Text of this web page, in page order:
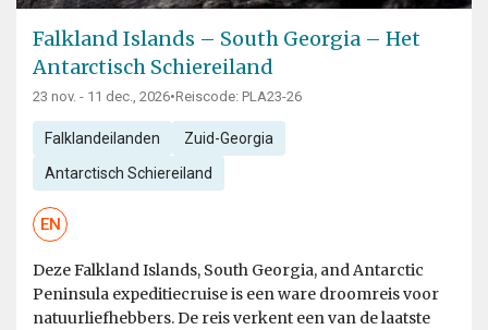
Falkland Islands – South Georgia – Het
Antarctisch Schiereiland
23 nov. - 11 dec., 2026•Reiscode: PLA23-26
Falklandeilanden Zuid-Georgia
Antarctisch Schiereiland
EN
Deze Falkland Islands, South Georgia, and Antarctic
Peninsula expeditiecruise is een ware droomreis voor
natuurliefhebbers. De reis verkent een van de laatste